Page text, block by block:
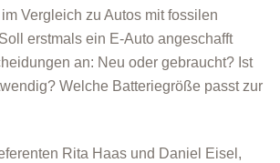
Vergleich zu Autos mit fossilen
erstmals ein E-Auto angeschafft
an: Neu oder gebraucht? Ist
Welche Batteriegröße passt zur
Rita Haas und Daniel Eisel,